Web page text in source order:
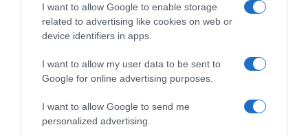
I want to allow Google to enable storage
related to advertising like cookies on web or
device identifiers in apps.
I want to allow my user data to be sent to
Google for online advertising purposes.
I want to allow Google to send me
personalized advertising.
πέντε βουλευτών του CHP, στο πλαίσιο
έρευνας για καταγγελίες περί χρηματικών
συναλλαγών κατά την επιλογή υποψηφίων
πριν από τις δημοτικές εκλογές του 2024.
Η φιλοκυβερνητική εφημερίδα «Τουρκιγέ»
προβάλλει ισχυρισμούς ότι η υπόθεση του